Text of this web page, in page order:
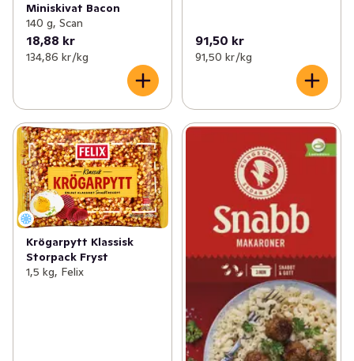
Miniskivat Bacon
140 g, Scan
18,88 kr
134,86 kr /kg
91,50 kr
91,50 kr /kg
Krögarpytt Klassisk
Storpack Fryst
1,5 kg, Felix